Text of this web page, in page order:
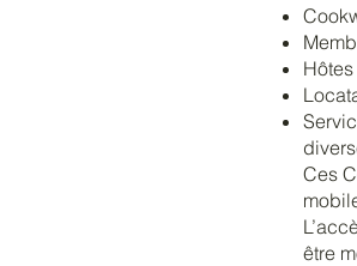
Ces
être